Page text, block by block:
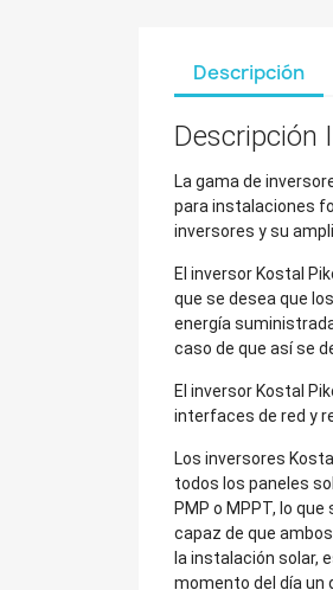
Descripción
Descripción
La gama de
para instalaciones
inversores y su
El inversor Kostal
que se desea que
energía
caso de que así se
El inversor Kostal
interfaces de red y
Los inversores
todos los paneles
PMP o MPPT, lo
capaz de que
la instalación solar,
momento del día un